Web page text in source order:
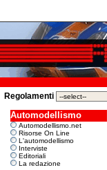
Regolamenti
Automodellismo
Automodellismo.net
Risorse On Line
L'automodellismo
Interviste
Editoriali
La redazione